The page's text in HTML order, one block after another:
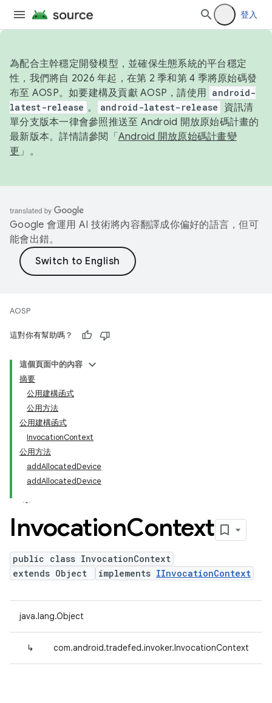
登入
為配合主幹穩定開發模型，並確保生態系統的平台穩定
性，我們將自 2026 年起，在第 2 季和第 4 季將原始碼發
布至 AOSP。如要建構及貢獻 AOSP，請使用 android-
latest-release 。 android-latest-release
資訊清
單分支版本一律會參照推送至 Android 開放原始碼計畫的
最新版本。詳情請參閱「 Android 開放原始碼計畫變
更 」。
Google 會運用 AI 技術將內容翻譯成你偏好的語言，但可
能會出錯。
AOSP
這對你有幫助嗎？
這個頁面中的內容
摘要
公用建構函式
公用方法
公用建構函式
InvocationContext
公用方法
addAllocatedDevice
addAllocatedDevice
InvocationContext
public class InvocationContext
extends Object
implements IInvocationContext
java.lang.Object
↳ com.android.tradefed.invoker.InvocationContext